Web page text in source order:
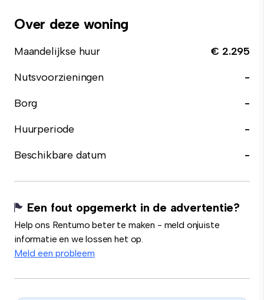
Over deze woning
Maandelijkse huur
€ 2.295
Nutsvoorzieningen
-
Borg
-
Huurperiode
-
Beschikbare datum
-
Een fout opgemerkt in de advertentie?
Help ons Rentumo beter te maken - meld onjuiste
informatie en we lossen het op.
Meld een probleem